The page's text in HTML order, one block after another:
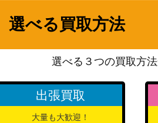
リリエル 天使衣装/リリサ（SR★★★/パ
GR-1-030】
月岡 恋鐘（SR★★★/パラレル）【
選べる買取方法
選べる３つの買取方
出張買取
大量も大歓迎！